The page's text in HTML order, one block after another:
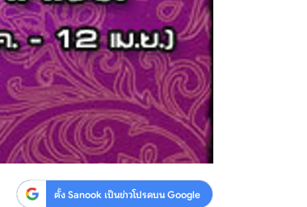
ตั้ง Sanook เป็นข่าวโปรดบน Google